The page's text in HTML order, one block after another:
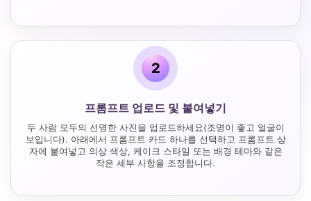
2
프롬프트 업로드 및 붙여넣기
두 사람 모두의 선명한 사진을 업로드하세요(조명이 좋고 얼굴이
보입니다). 아래에서 프롬프트 카드 하나를 선택하고 프롬프트 상
자에 붙여넣고 의상 색상, 케이크 스타일 또는 배경 테마와 같은
작은 세부 사항을 조정합니다.